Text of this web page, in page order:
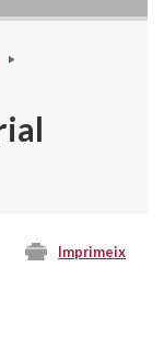
Imprimeix